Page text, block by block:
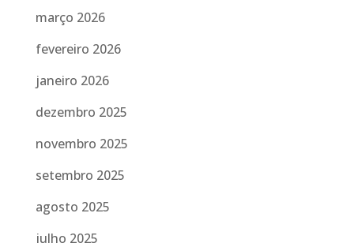
março 2026
fevereiro 2026
janeiro 2026
dezembro 2025
novembro 2025
setembro 2025
agosto 2025
julho 2025